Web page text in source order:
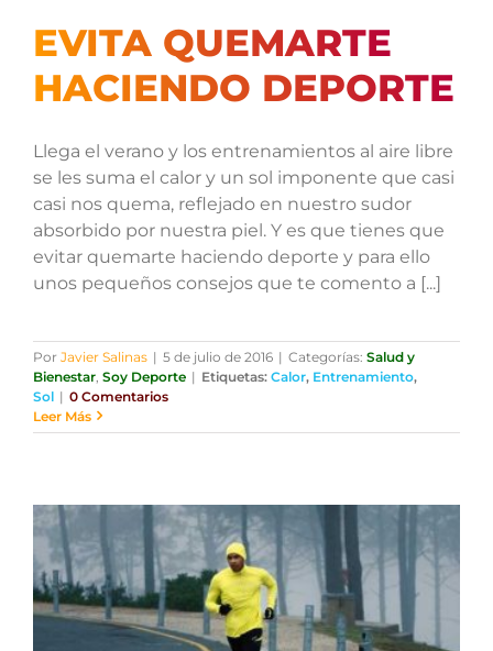
EVITA QUEMARTE
HACIENDO DEPORTE
Llega el verano y los entrenamientos al aire libre
se les suma el calor y un sol imponente que casi
casi nos quema, reflejado en nuestro sudor
absorbido por nuestra piel. Y es que tienes que
evitar quemarte haciendo deporte y para ello
unos pequeños consejos que te comento a [...]
Por Javier Salinas | 5 de julio de 2016 | Categorías: Salud y
Bienestar, Soy Deporte | Etiquetas: Calor, Entrenamiento,
Sol | 0 Comentarios
Leer Más